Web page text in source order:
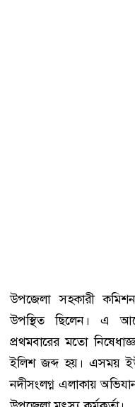
উপজেলা সহকারী
উপস্থিত ছিলেন। এ
প্রথমবারের মতো
ইলিশ জব্দ হয়। এসময়
নদীসংলগ্ন এলাকায়